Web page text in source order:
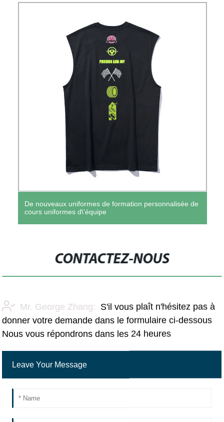
De nouveaux uniformes de formation personnalisée de
cours uniformes d\'équipe
CONTACTEZ-NOUS
Mr. George Zhang:
S'il vous plaît n'hésitez pas à
donner votre demande dans le formulaire ci-dessous
Nous vous répondrons dans les 24 heures